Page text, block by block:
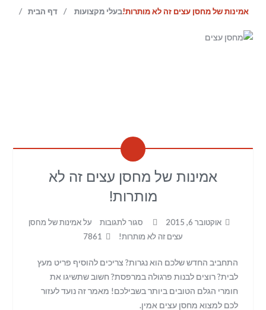
דף הבית / בעלי מקצועות / אמינות של מחסן עצים זה לא מותרות!
אמינות של מחסן עצים זה לא
מותרות!
אוקטובר 6, 2015 סגור לתגובות
על אמינות של מחסן
עצים זה לא מותרות!
התחביב החדש שלכם הוא נגרות? צריכים להוסיף פריט מעץ
לבית? רוצים לבנות פרגולה במרפסת? חשוב שתשיגו את
חומרי הגלם הטובים ביותר בשבילכם! מאמר זה נועד לעזור
לכם למצוא מחסן עצים אמין.